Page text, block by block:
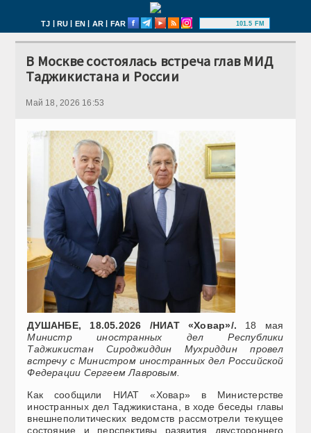
TJ | RU | EN | AR | FAR 101.5 FM
В Москве состоялась встреча глав МИД
Таджикистана и России
Май 18, 2026 16:53
ДУШАНБЕ, 18.05.2026 /НИАТ «Ховар»/. 18 мая
Министр иностранных дел Республики
Таджикистан Сироджиддин Мухриддин провел
встречу с Министром иностранных дел Российской
Федерации Сергеем Лавровым.
Как сообщили НИАТ «Ховар» в Министерстве
иностранных дел Таджикистана, в ходе беседы главы
внешнеполитических ведомств рассмотрели текущее
состояние и перспективы развития двустороннего